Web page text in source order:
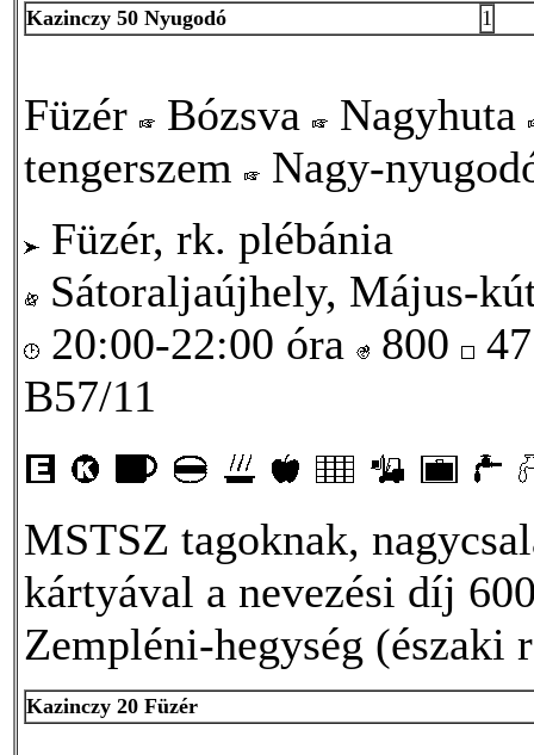
Kazinczy 50 Nyugodó 1
Füzér Bózsva
Nagyhuta
tengerszem
Nagy-
Füzér, rk. plébánia
Sátoraljaújhely, Május-
20:00-22:00 óra
800
B57/11
MSTSZ tagoknak,
kártyával a nevezési díj
Zempléni-hegység (északi
Kazinczy 20 Füzér